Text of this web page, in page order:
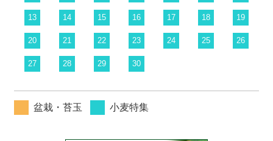
13 14 15 16 17 18 19
20 21 22 23 24 25 26
27 28 29 30
盆栽・苔玉 小麦特集